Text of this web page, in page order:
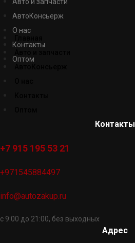
АвтоКонсьерж
О нас
Контакты
Оптом
Контакты
+7 915 195 53 21
+971545884497
info@autozakup.ru
с 9:00 до 21:00, без выходных
Адрес